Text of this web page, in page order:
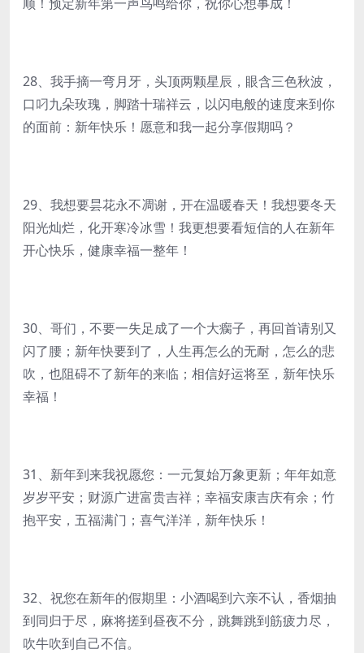
28、我手摘一弯月牙，头顶两颗星辰，眼含三色秋波，
口叼九朵玫瑰，脚踏十瑞祥云，以闪电般的速度来到你
的面前：新年快乐！愿意和我一起分享假期吗？
29、我想要昙花永不凋谢，开在温暖春天！我想要冬天
阳光灿烂，化开寒冷冰雪！我更想要看短信的人在新年
开心快乐，健康幸福一整年！
30、哥们，不要一失足成了一个大瘸子，再回首请别又
闪了腰；新年快要到了，人生再怎么的无耐，怎么的悲
吹，也阻碍不了新年的来临；相信好运将至，新年快乐
幸福！
31、新年到来我祝愿您：一元复始万象更新；年年如意
岁岁平安；财源广进富贵吉祥；幸福安康吉庆有余；竹
抱平安，五福满门；喜气洋洋，新年快乐！
32、祝您在新年的假期里：小酒喝到六亲不认，香烟抽
到同归于尽，麻将搓到昼夜不分，跳舞跳到筋疲力尽，
吹牛吹到自己不信。